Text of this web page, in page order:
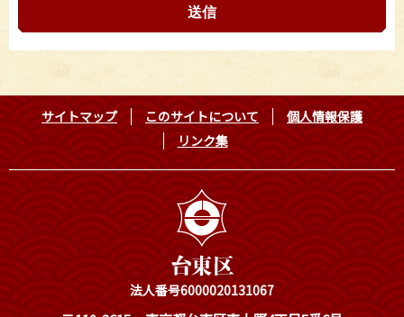
サイトマップ このサイトについて
個人情報保護
リンク集
法人番号6000020131067